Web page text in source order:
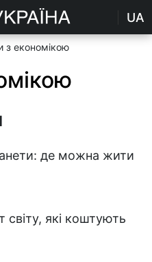
UA
з економікою
де можна жити
які коштують